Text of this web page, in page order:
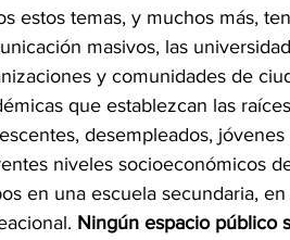
estos temas, y muchos más,
masivos, las
y comunidades de
que establezcan las
desempleados,
niveles socioeconómicos
en una escuela secundaria,
Ningún espacio público